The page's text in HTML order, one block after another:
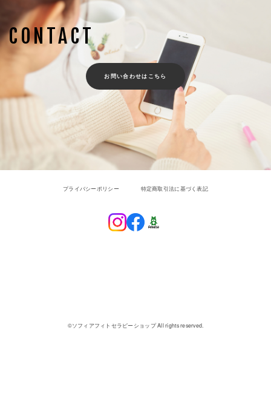
CONTACT
お問い合わせはこちら
プライバシーポリシー 特定商取引法に基づく表記
©︎ソフィアフィトセラピーショップ All rights reserved.